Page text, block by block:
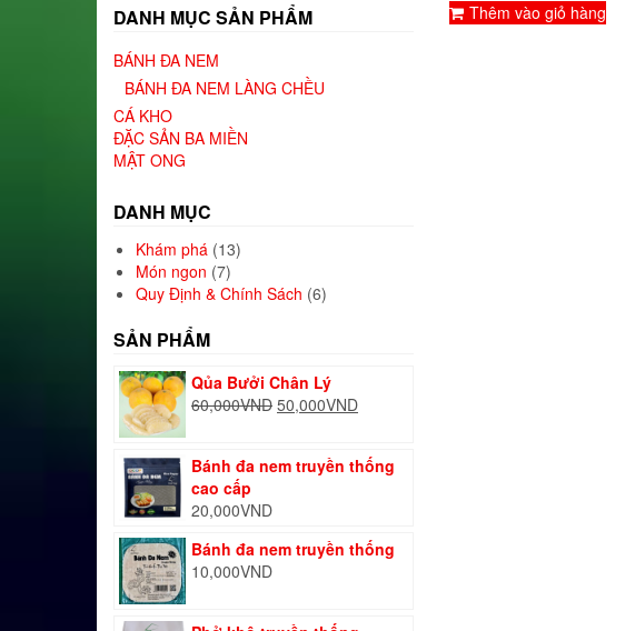
DANH MỤC SẢN PHẨM
BÁNH ĐA NEM
BÁNH ĐA NEM LÀNG CHỀU
CÁ KHO
ĐẶC SẢN BA MIỀN
MẬT ONG
DANH MỤC
Khám phá (13)
Món ngon (7)
Quy Định & Chính Sách (6)
SẢN PHẨM
Qủa Bưởi Chân Lý
60,000VND Giá
60,000VND.
50,000VNDGiá
là:
Bánh đa nem truyền thống
cao cấp
20,000VND
Bánh đa nem truyền thống
10,000VND
Thêm vào giỏ hàng